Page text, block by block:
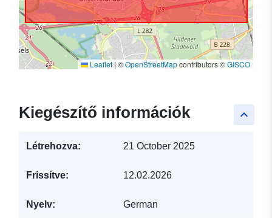
Leaflet |©OpenStreetMapcontributors ©GISCO
keyboard_arrow_up
Kiegészítő információk
Létrehozva: 21 October 2025
Frissítve: 12.02.2026
Nyelv: German